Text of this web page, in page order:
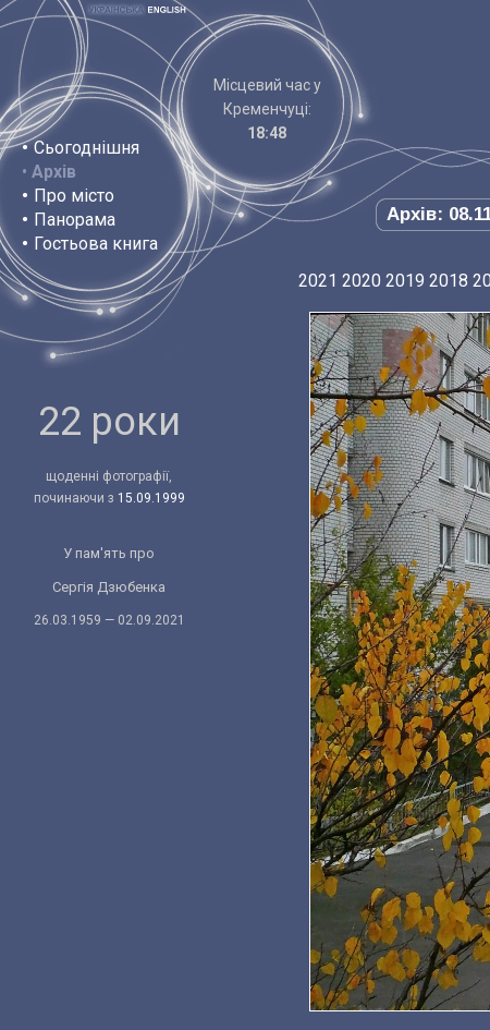
• Сьогоднішня
• Архів
• Про місто
• Панорама
• Гостьова книга
Місцевий час у
Кременчуці:
18:48
Архів:
22 роки
щоденні фотографії,
починаючи з 15.09.1999
У пам'ять про
Сергія Дзюбенка
26.03.1959 — 02.09.2021
2021 2020 2019 2018